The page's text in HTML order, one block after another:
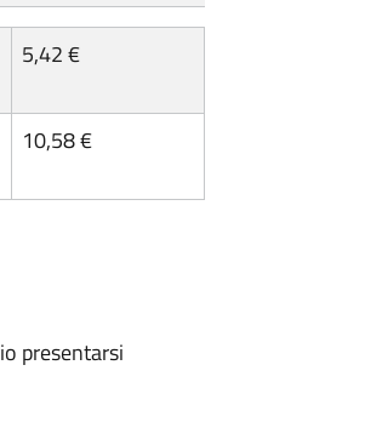
5,42 €
10,58 €
presentarsi